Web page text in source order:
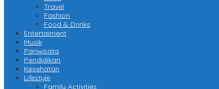
Travel
Fashion
Food & Drinks
Entertaiment
Musik
Pariwisata
Pendidikan
Kesehatan
Lifestyle
Family Activities